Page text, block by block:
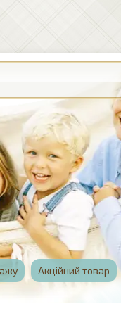
Акційний товар